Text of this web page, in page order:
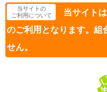
当サイトの
ご利用について
当サイト
のご利用となります。組
せん。